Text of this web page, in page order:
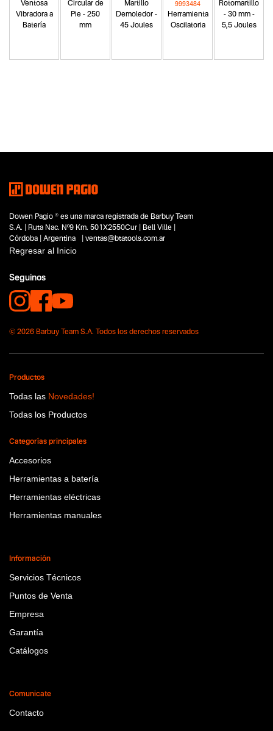
Ventosa
Vibradora a
Batería
Circular de
Pie - 250
mm
Martillo
Demoledor -
45 Joules
Herramienta
Oscilatoria
9993484
Rotomartillo
- 30 mm -
5,5 Joules
Segmentos - pendiente
Capacidad
No items found.
Funcion o uso
No items found.
Tecnologia
No items found.
Dowen Pagio ® es una marca registrada de Barbuy Team
S.A. | Ruta Nac. Nº9 Km. 501X2550Cur | Bell Ville |
Córdoba | Argentina | ventas@btatools.com.ar
Regresar al Inicio
Seguinos
© 2026 Barbuy Team S.A. Todos los derechos reservados
Productos
Todas las Novedades!
Todas los Productos
Categorías principales
Accesorios
Herramientas a batería
Herramientas eléctricas
Herramientas manuales
Información
Servicios Técnicos
Puntos de Venta
Empresa
Garantía
Catálogos
Comunicate
Contacto